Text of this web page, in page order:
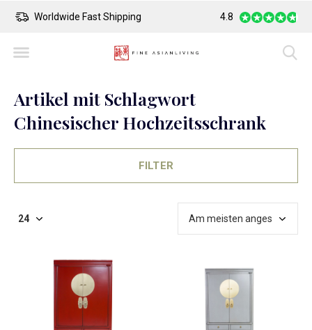
Worldwide Fast Shipping Safe Payment
4.8
Artikel mit Schlagwort
Chinesischer Hochzeitsschrank
FILTER